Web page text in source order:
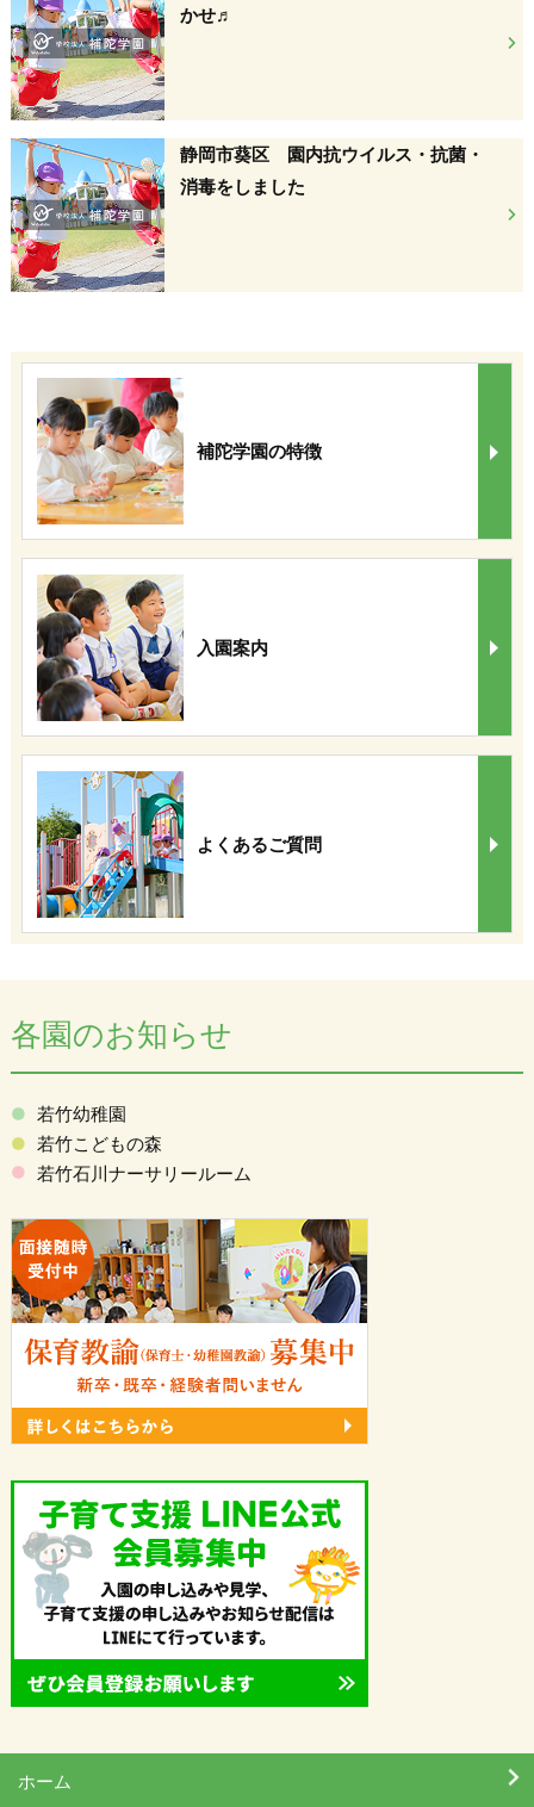
かせ♬
静岡市葵区 園内抗ウイルス・抗菌・
消毒をしました
補陀学園の特徴
入園案内
よくあるご質問
各園のお知らせ
若竹幼稚園
若竹こどもの森
若竹石川ナーサリールーム
ホーム